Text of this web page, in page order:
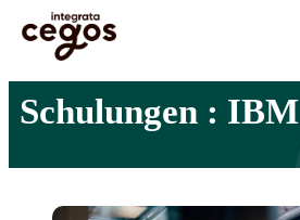
Skip to main content
Sie sind hier:Startseite
>IBM
Schulungen : IBM